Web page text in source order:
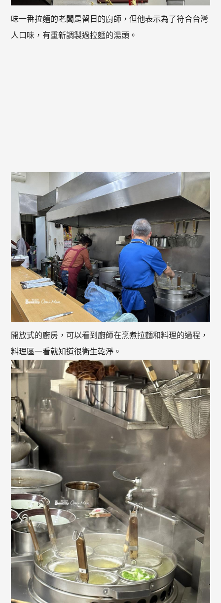
味一番拉麵的老闆是留日的廚師，但他表示為了符合台灣
人口味，有重新調製過拉麵的湯頭。
開放式的廚房，可以看到廚師在烹煮拉麵和料理的過程，
料理區一看就知道很衛生乾淨。